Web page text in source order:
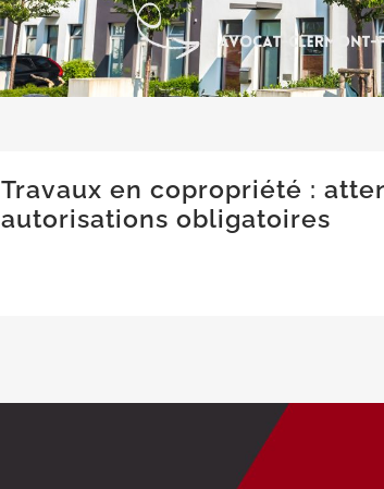
Travaux en copropriété :
autorisations obligatoires